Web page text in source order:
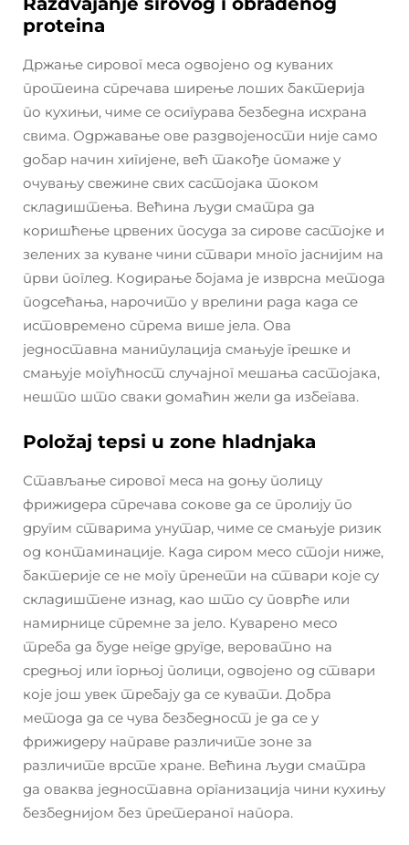
proteina
Држање сировог меса одвојено од куваних
протеина спречава ширење лоших бактерија
по кухињи, чиме се осигурава безбедна исхрана
свима. Одржавање ове раздвојености није само
добар начин хигијене, већ такође помаже у
очувању свежине свих састојака током
складиштења. Већина људи сматра да
коришћење црвених посуда за сирове састојке и
зелених за куване чини ствари много јаснијим на
први поглед. Кодирање бојама је изврсна метода
подсећања, нарочито у врелини рада када се
истовремено спрема више јела. Ова
једноставна манипулација смањује грешке и
смањује могућност случајног мешања састојака,
нешто што сваки домаћин жели да избегава.
Položaj tepsi u zone hladnjaka
Стављање сировог меса на доњу полицу
фрижидера спречава сокове да се пролију по
другим стварима унутар, чиме се смањује ризик
од контаминације. Када сиром месо стоји ниже,
бактерије се не могу пренети на ствари које су
складиштене изнад, као што су поврће или
намирнице спремне за јело. Куварено месо
треба да буде негде другде, вероватно на
средњој или горњој полици, одвојено од ствари
које још увек требају да се кувати. Добра
метода да се чува безбедност је да се у
фрижидеру направе различите зоне за
различите врсте хране. Већина људи сматра
да оваква једноставна организација чини кухињу
безбеднијом без претераног напора.